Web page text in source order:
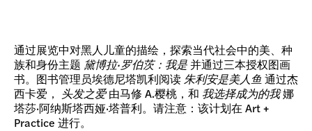
通过展览中对黑人儿童的描绘，探索当代社会中的美、种
族和身份主题 黛博拉·罗伯茨：我是并通过三本授权图画
书。图书管理员埃德尼塔凯利阅读 朱利安是美人鱼 通过杰
西卡爱， 头发之爱由马修 A.樱桃，和 我选择成为的我娜
塔莎·阿纳斯塔西娅·塔普利。请注意：该计划在 Art +
Practice 进行。